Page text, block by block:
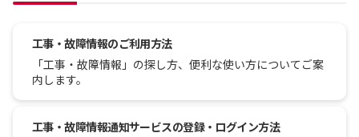
工事・故障情報のご利用方法
「工事・故障情報」の探し方、便利な使い方についてご案
内します。
工事・故障情報通知サービスの登録・ログイン方法